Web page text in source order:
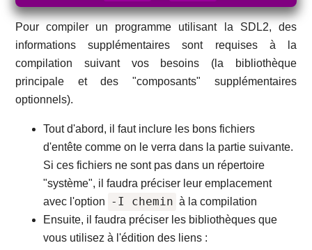
Pour compiler un programme utilisant la SDL2, des
informations supplémentaires sont requises à la
compilation suivant vos besoins (la bibliothèque
principale et des "composants" supplémentaires
optionnels).
Tout d'abord, il faut inclure les bons fichiers
d'entête comme on le verra dans la partie suivante.
Si ces fichiers ne sont pas dans un répertoire
"système", il faudra préciser leur emplacement
avec l'option
-I chemin à la compilation
Ensuite, il faudra préciser les bibliothèques que
vous utilisez à l'édition des liens :